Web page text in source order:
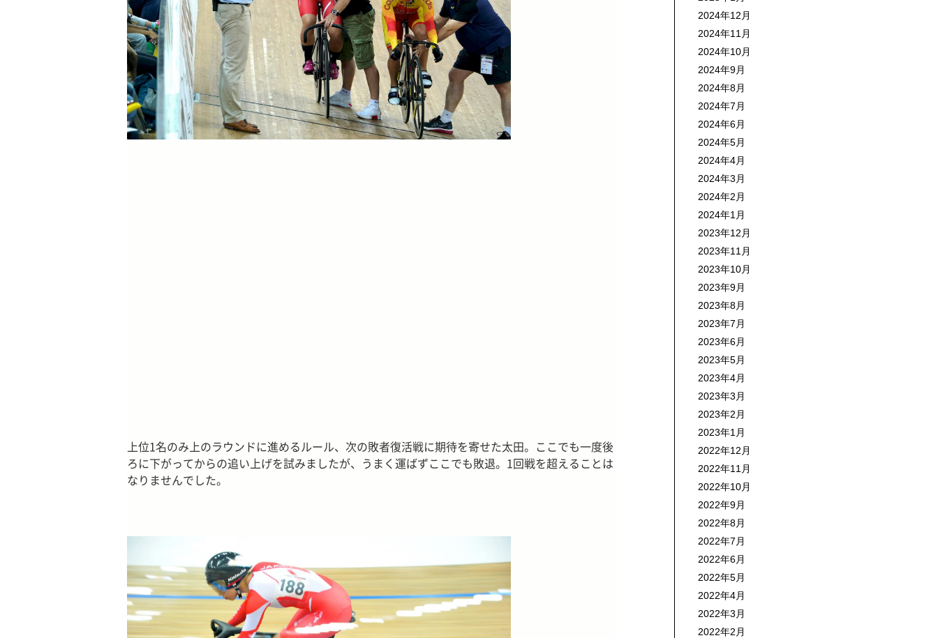
上位1名のみ上のラウンドに進めるルール、次の敗者復活戦に期待を寄せた太田。ここでも一度後
ろに下がってからの追い上げを試みましたが、うまく運ばずここでも敗退。1回戦を超えることは
なりませんでした。
2024年12月
2024年11月
2024年10月
2024年9月
2024年8月
2024年7月
2024年6月
2024年5月
2024年4月
2024年3月
2024年2月
2024年1月
2023年12月
2023年11月
2023年10月
2023年9月
2023年8月
2023年7月
2023年6月
2023年5月
2023年4月
2023年3月
2023年2月
2023年1月
2022年12月
2022年11月
2022年10月
2022年9月
2022年8月
2022年7月
2022年6月
2022年5月
2022年4月
2022年3月
2022年2月